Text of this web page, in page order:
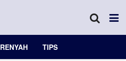
RENYAH TIPS